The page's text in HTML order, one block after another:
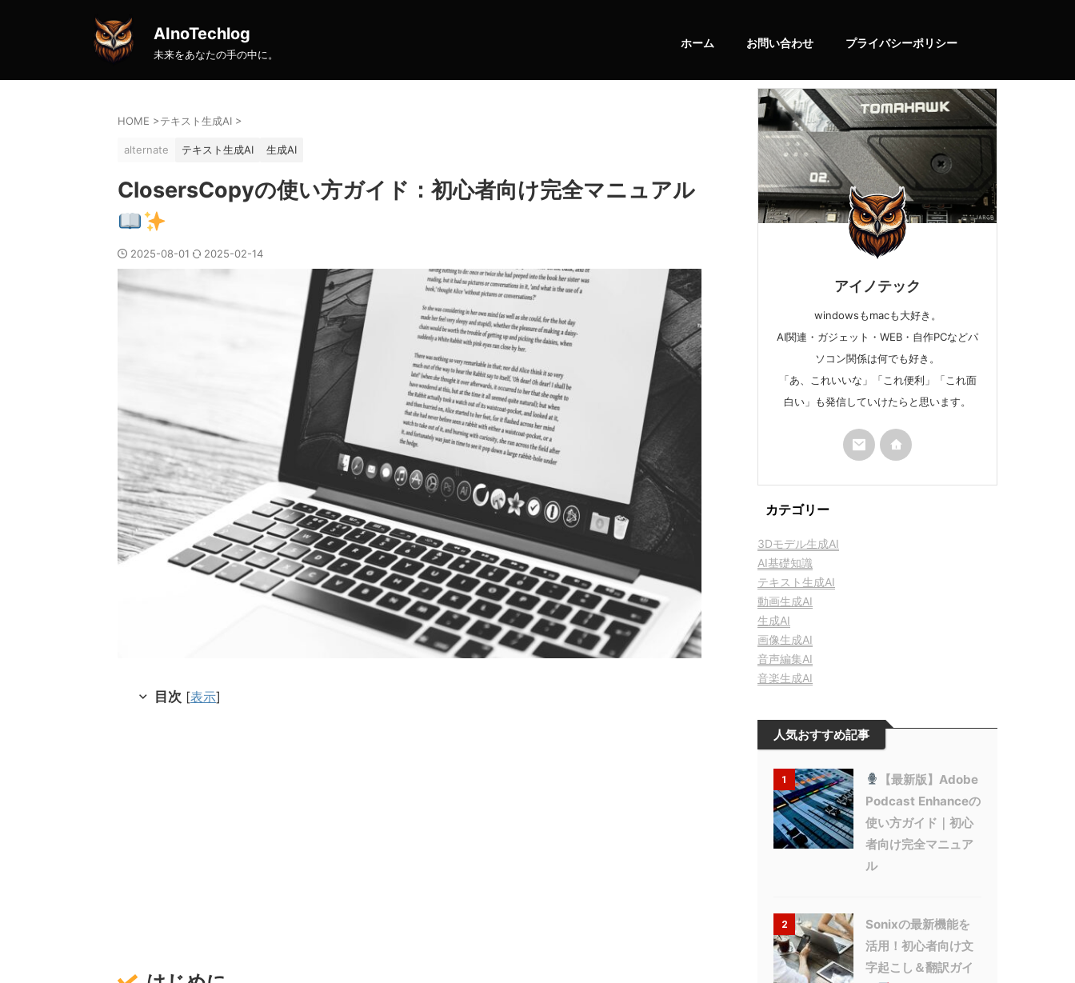
AInoTechlog
未来をあなたの手の中に。
ホーム お問い合わせ プライバシーポリシー
HOME >テキスト生成AI >
alternate テキスト生成AI 生成AI
ClosersCopyの使い方ガイド：初心者向け完全マニュアル
2025-08-01 2025-02-14
目次 [表示]
アイノテック
windowsもmacも大好き。
AI関連・ガジェット・WEB・自作PCなどパ
ソコン関係は何でも好き。
「あ、これいいな」「これ便利」「これ面
白い」も発信していけたらと思います。
カテゴリー
3Dモデル生成AI
AI基礎知識
テキスト生成AI
動画生成AI
生成AI
画像生成AI
音声編集AI
音楽生成AI
人気おすすめ記事
1
【最新版】Adobe
Podcast Enhanceの
使い方ガイド｜初心
者向け完全マニュア
ル
2
Sonixの最新機能を
活用！初心者向け文
字起こし＆翻訳ガイ